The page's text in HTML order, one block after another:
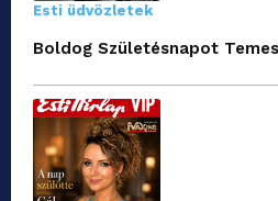
Esti üdvözletek
Boldog Születésnapot